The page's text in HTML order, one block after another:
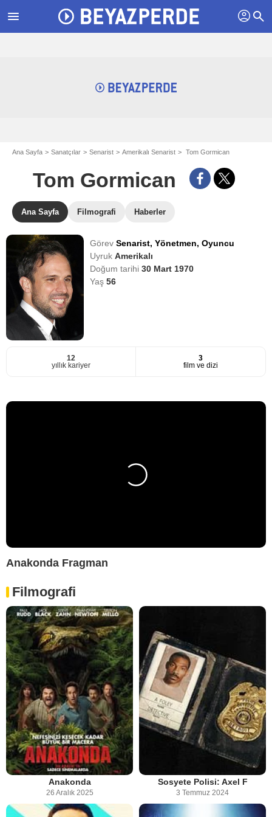
menu profil search
Ana Sayfa Sanatçılar Senarist Amerikalı Senarist Tom Gormican
Tom Gormican
Ana Sayfa Filmografi Haberler
GörevSenarist,Yönetmen,Oyuncu
UyrukAmerikalı
Doğum tarihi30 Mart 1970
Yaş56
12
yıllık kariyer
3
film ve dizi
Anakonda Fragman
Filmografi
Anakonda
26 Aralık 2025
Sosyete Polisi: Axel F
3 Temmuz 2024